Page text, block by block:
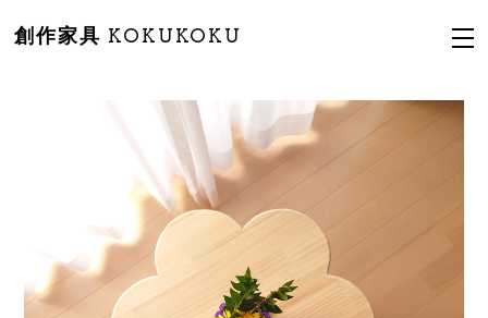
創作家具 KOKUKOKU